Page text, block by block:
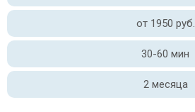
от 1950 руб.
30-60 мин
2 месяца